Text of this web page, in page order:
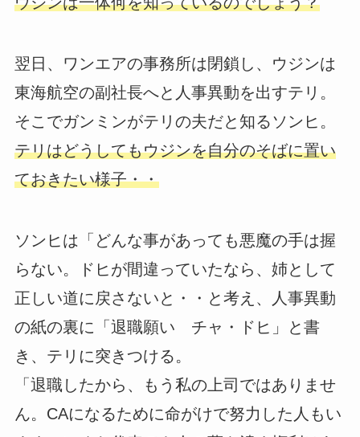
翌日、ワンエアの事務所は閉鎖し、ウジンは
東海航空の副社長へと人事異動を出すテリ。
そこでガンミンがテリの夫だと知るソンヒ。
テリはどうしてもウジンを自分のそばに置い
ておきたい様子・・
ソンヒは「どんな事があっても悪魔の手は握
らない。ドヒが間違っていたなら、姉として
正しい道に戻さないと・・と考え、人事異動
の紙の裏に「退職願い チャ・ドヒ」と書
き、テリに突きつける。
「退職したから、もう私の上司ではありませ
ん。CAになるために命がけで努力した人もい